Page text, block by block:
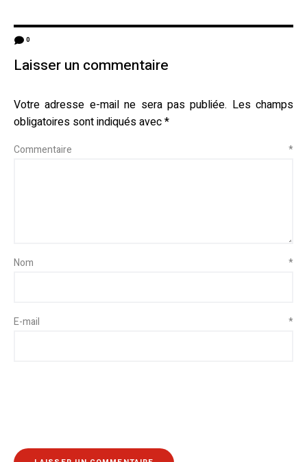
0
Laisser un commentaire
Votre adresse e-mail ne sera pas publiée. Les champs
obligatoires sont indiqués avec*
Commentaire *
Nom *
E-mail *